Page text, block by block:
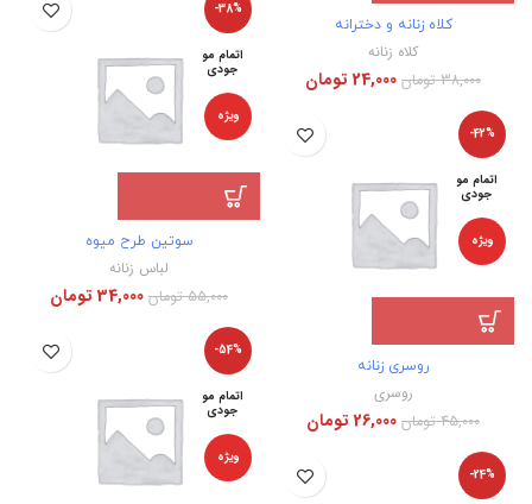
کلاه زنانه و دخترانه
کلاه زنانه
38,000 تومان 24,000 تومان
-38%
اتمام مو
جودی
ویژه
سوتین طرح میوه
لباس زنانه
55,000 تومان 34,000 تومان
-42%
اتمام مو
جودی
ویژه
روسری زنانه
روسری
45,000 تومان 26,000 تومان
-54%
اتمام مو
جودی
ویژه
-24%